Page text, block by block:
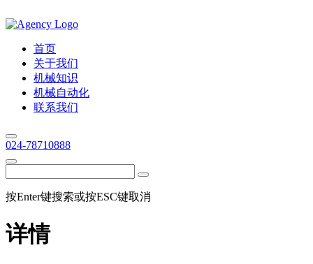
首页
关于我们
机械知识
机械自动化
联系我们
024-78710888
按Enter键搜索或按ESC键取消
详情